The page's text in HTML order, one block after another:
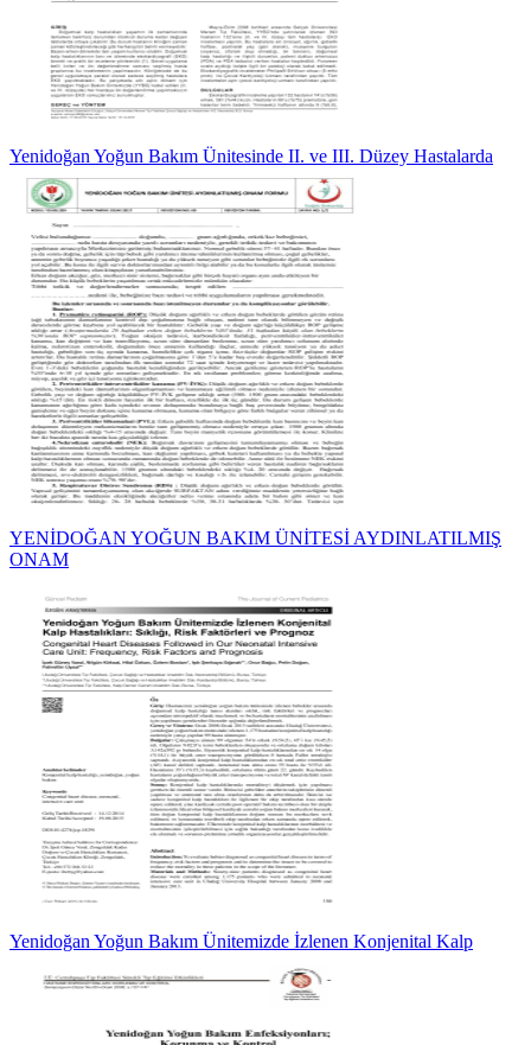
Yenidoğan Yoğun Bakım Ünitesinde II. ve III. Düzey Hastalarda
YENİDOĞAN YOĞUN BAKIM ÜNİTESİ AYDINLATILMIŞ
ONAM
Yenidoğan Yoğun Bakım Ünitemizde İzlenen Konjenital Kalp